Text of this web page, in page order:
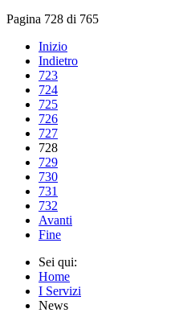
Pagina 728 di 765
Inizio
Indietro
723
724
725
726
727
728
729
730
731
732
Avanti
Fine
Sei qui:
Home
I Servizi
News